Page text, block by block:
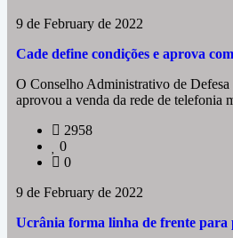
9 de February de 2022
Cade define condições e aprova
O Conselho Administrativo de
aprovou a venda da rede de telefonia
2958
0
0
9 de February de 2022
Ucrânia forma linha de frente para